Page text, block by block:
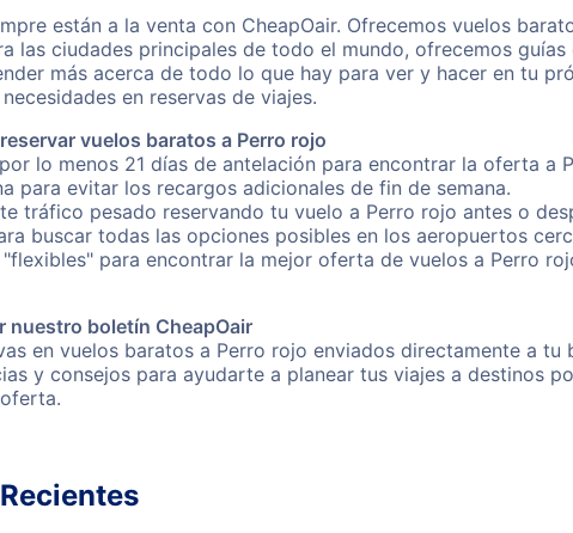
están a la venta con CheapOair. Ofrecemos vuelos
las ciudades principales de todo el mundo, ofrecemos
más acerca de todo lo que hay para ver y hacer en tu
en reservas de viajes.
vuelos baratos a Perro rojo
lo menos 21 días de antelación para encontrar la oferta a
para evitar los recargos adicionales de fin de semana.
tráfico pesado reservando tu vuelo a Perro rojo antes o
buscar todas las opciones posibles en los aeropuertos
"flexibles" para encontrar la mejor oferta de vuelos a Perro
nuestro boletín CheapOair
en vuelos baratos a Perro rojo enviados directamente a
y consejos para ayudarte a planear tus viajes a destinos